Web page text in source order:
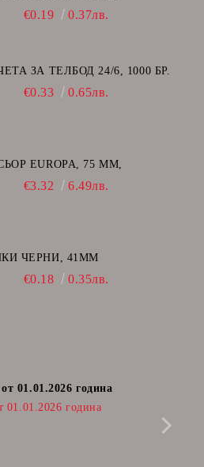
€0.19 0.37лв.
ЗА ТЕЛБОД 24/6, 1000 БР.
€0.33 0.65лв.
EUROPA, 75 ММ,
€3.32 6.49лв.
ЧЕРНИ, 41ММ
€0.18 0.35лв.
01.01.2026 година
01.01.2026 година